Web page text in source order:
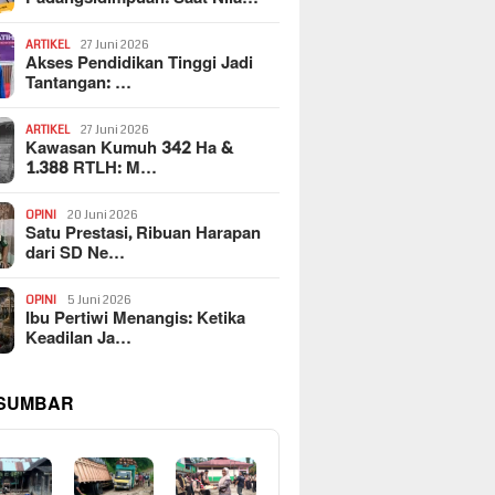
ARTIKEL 27 Juni 2026
Akses Pendidikan Tinggi Jadi
Tantangan: …
ARTIKEL 27 Juni 2026
Kawasan Kumuh 342 Ha &
1.388 RTLH: M…
OPINI 20 Juni 2026
Satu Prestasi, Ribuan Harapan
dari SD Ne…
OPINI 5 Juni 2026
Ibu Pertiwi Menangis: Ketika
Keadilan Ja…